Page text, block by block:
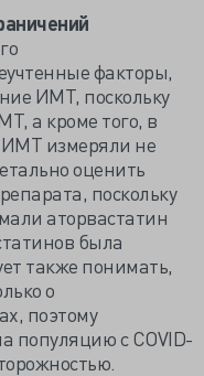
факторы,
ИМТ, поскольку
а кроме того, в
ИМТ измеряли не
оценить
поскольку
аторвастатин
была
также понимать,
о
поэтому
популяцию с COVID-